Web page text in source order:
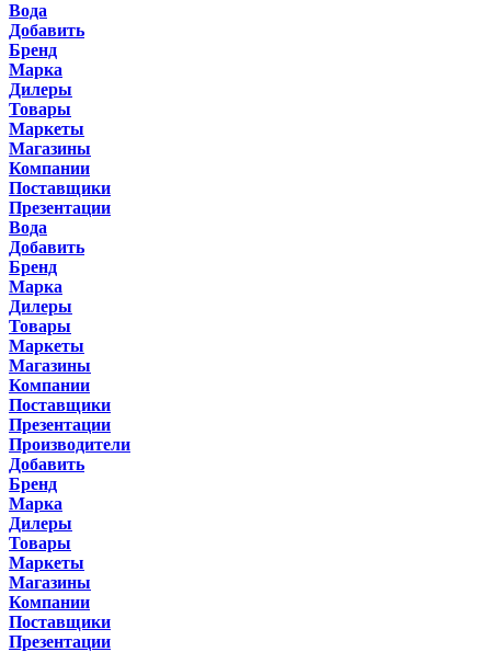
Вода
Добавить
Бренд
Марка
Дилеры
Товары
Маркеты
Магазины
Компании
Поставщики
Презентации
Вода
Добавить
Бренд
Марка
Дилеры
Товары
Маркеты
Магазины
Компании
Поставщики
Презентации
Производители
Добавить
Бренд
Марка
Дилеры
Товары
Маркеты
Магазины
Компании
Поставщики
Презентации